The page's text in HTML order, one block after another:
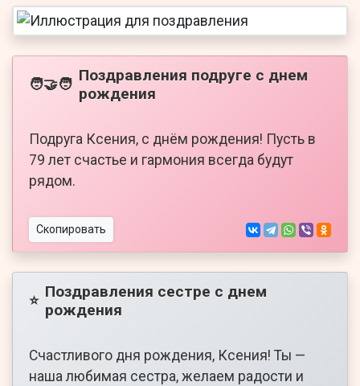
🧑‍🤝‍🧑 Поздравления подруге с днем
рождения
Подруга Ксения, с днём рождения! Пусть в
79 лет счастье и гармония всегда будут
рядом.
Скопировать
⭐ Поздравления сестре с днем
рождения
Счастливого дня рождения, Ксения! Ты —
наша любимая сестра, желаем радости и